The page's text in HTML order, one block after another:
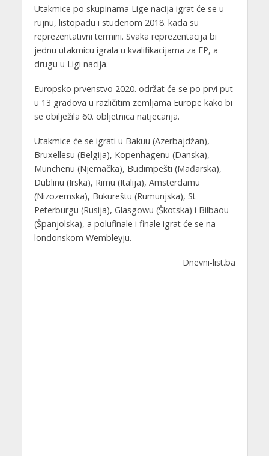
Utakmice po skupinama Lige nacija igrat će se u
rujnu, listopadu i studenom 2018. kada su
reprezentativni termini. Svaka reprezentacija bi
jednu utakmicu igrala u kvalifikacijama za EP, a
drugu u Ligi nacija.
Europsko prvenstvo 2020. održat će se po prvi put
u 13 gradova u različitim zemljama Europe kako bi
se obilježila 60. obljetnica natjecanja.
Utakmice će se igrati u Bakuu (Azerbajdžan),
Bruxellesu (Belgija), Kopenhagenu (Danska),
Munchenu (Njemačka), Budimpešti (Mađarska),
Dublinu (Irska), Rimu (Italija), Amsterdamu
(Nizozemska), Bukureštu (Rumunjska), St
Peterburgu (Rusija), Glasgowu (Škotska) i Bilbaou
(Španjolska), a polufinale i finale igrat će se na
londonskom Wembleyju.
Dnevni-list.ba